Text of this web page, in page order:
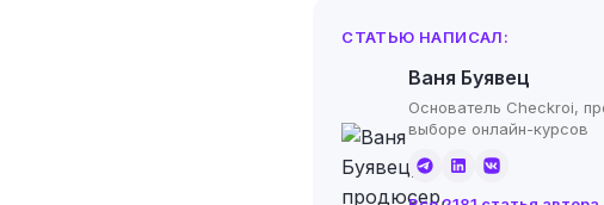
СТАТЬЮ НАПИСАЛ:
Ваня Буявец
Основатель Checkroi,
выборе онлайн-курсов